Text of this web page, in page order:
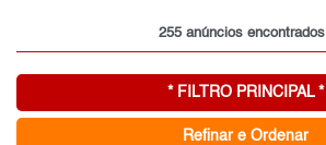
255 anúncios encontrados
* FILTRO PRINCIPAL *
Refinar e Ordenar